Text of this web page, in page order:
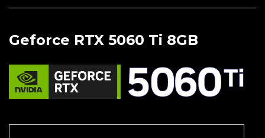
Geforce RTX 5060 Ti 8GB